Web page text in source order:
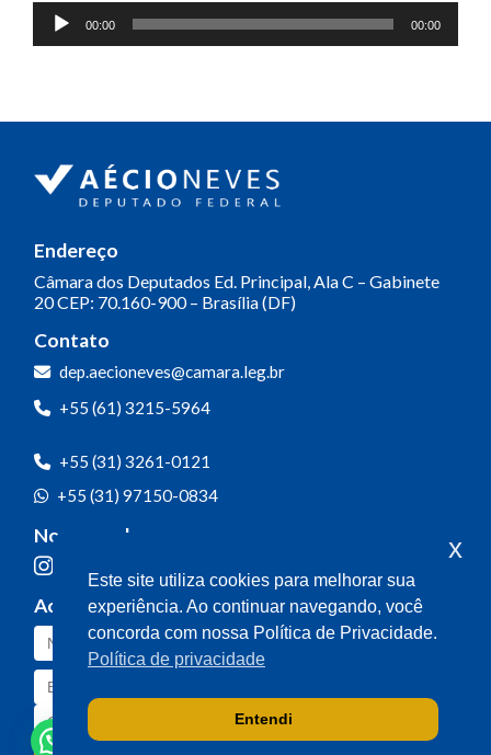
Tocador
de
00:00 00:00
Endereço
Câmara dos Deputados Ed. Principal, Ala C – Gabinete
20CEP: 70.160-900 – Brasília (DF)
Contato
dep.aecioneves@camara.leg.br
+55 (61) 3215-5964
+55 (31) 3261-0121
+55 (31) 97150-0834
Nossas redes
Acompanhe o meu mandato
Este site utiliza cookies para melhorar sua
experiência. Ao continuar navegando, você
concorda com nossa Política de Privacidade.
Política de privacidade
Entendi
x